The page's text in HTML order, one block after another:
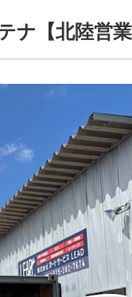
ナ【北陸営業